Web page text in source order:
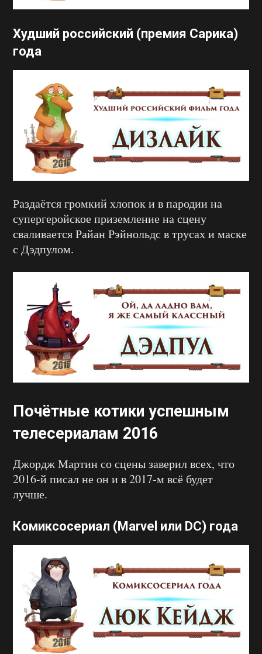
Худший российский (премия Сарика)
года
Раздаётся громкий хлопок и в пародии на
супергеройское приземление на сцену
сваливается Райан Рэйнольдс в трусах и маске
с Дэдпулом.
Почётные котики успешным
телесериалам 2016
Джордж Мартин со сцены заверил всех, что
2016-й писал не он и в 2017-м всё будет
лучше.
Комиксосериал (Marvel или DC) года